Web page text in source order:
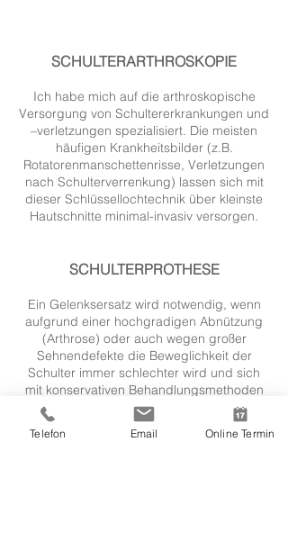
SCHULTERARTHROSKOPIE
Ich habe mich auf die arthroskopische
Versorgung von Schultererkrankungen und
–verletzungen spezialisiert. Die meisten
häufigen Krankheitsbilder (z.B.
Rotatorenmanschettenrisse, Verletzungen
nach Schulterverrenkung) lassen sich mit
dieser Schlüssellochtechnik über kleinste
Hautschnitte minimal-invasiv versorgen.
SCHULTERPROTHESE
Ein Gelenksersatz wird notwendig, wenn
aufgrund einer hochgradigen Abnützung
(Arthrose) oder auch wegen großer
Sehnendefekte die Beweglichkeit der
Schulter immer schlechter wird und sich
mit konservativen Behandlungsmethoden
keine ausreichende Besserung der
Beschwerden erzielen lässt.
Es stehen unterschiedliche Arten von
Telefon Email Online Termin